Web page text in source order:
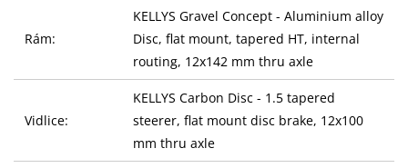
Rám:
KELLYS Gravel Concept - Aluminium alloy
Disc, flat mount, tapered HT, internal
routing, 12x142 mm thru axle
Vidlice:
KELLYS Carbon Disc - 1.5 tapered
steerer, flat mount disc brake, 12x100
mm thru axle